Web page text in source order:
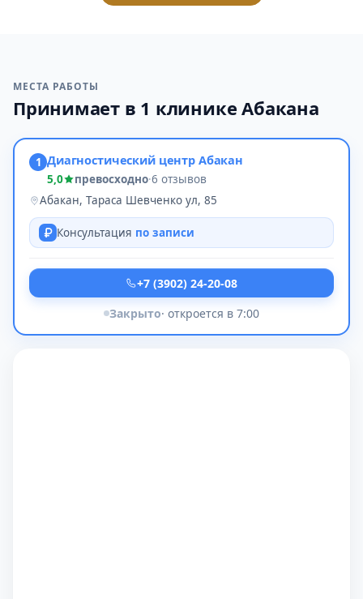
МЕСТА РАБОТЫ
Принимает в 1 клинике Абакана
1 Диагностический центр Абакан
5,0 превосходно·6 отзывов
Абакан, Тараса Шевченко ул, 85
Консультация по записи
+7 (3902) 24-20-08
Закрыто· откроется в 7:00